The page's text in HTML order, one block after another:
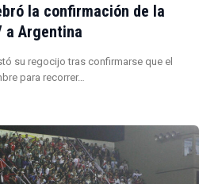
la confirmación de la
a Argentina
su regocijo tras confirmarse que el
para recorrer…